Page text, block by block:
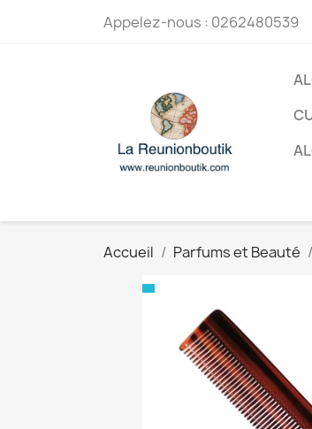
Appelez-nous : 0262480539
Accueil Parfums et Beauté